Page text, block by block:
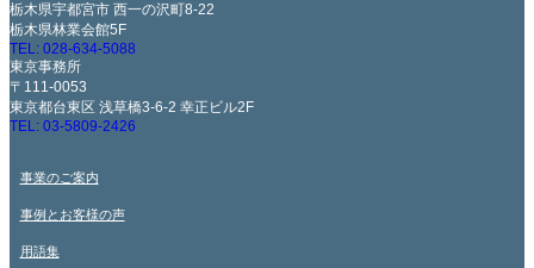
栃木県宇都宮市 西一の沢町8-22
栃木県林業会館5F
TEL: 028-634-5088
東京事務所
〒111-0053
東京都台東区 浅草橋3-6-2 幸正ビル2F
TEL: 03-5809-2426
事業のご案内
事例とお客様の声
用語集